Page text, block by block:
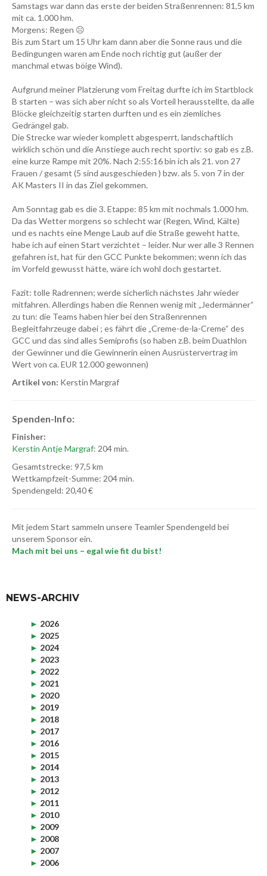
Samstags war dann das erste der beiden Straßenrennen: 81,5 km
mit ca. 1.000 hm.
Morgens: Regen ☹
Bis zum Start um 15 Uhr kam dann aber die Sonne raus und die
Bedingungen waren am Ende noch richtig gut (außer der
manchmal etwas böige Wind).
Aufgrund meiner Platzierung vom Freitag durfte ich im Startblock
B starten – was sich aber nicht so als Vorteil herausstellte, da alle
Blöcke gleichzeitig starten durften und es ein ziemliches
Gedrängel gab.
Die Strecke war wieder komplett abgesperrt, landschaftlich
wirklich schön und die Anstiege auch recht sportiv: so gab es z.B.
eine kurze Rampe mit 20%. Nach 2:55:16 bin ich als 21. von 27
Frauen / gesamt (5 sind ausgeschieden ) bzw. als 5. von 7 in der
AK Masters II in das Ziel gekommen.
Am Sonntag gab es die 3. Etappe: 85 km mit nochmals 1.000 hm.
Da das Wetter morgens so schlecht war (Regen, Wind, Kälte)
und es nachts eine Menge Laub auf die Straße geweht hatte,
habe ich auf einen Start verzichtet – leider. Nur wer alle 3 Rennen
gefahren ist, hat für den GCC Punkte bekommen; wenn ich das
im Vorfeld gewusst hätte, wäre ich wohl doch gestartet.
Fazit: tolle Radrennen; werde sicherlich nächstes Jahr wieder
mitfahren. Allerdings haben die Rennen wenig mit „Jedermänner“
zu tun: die Teams haben hier bei den Straßenrennen
Begleitfahrzeuge dabei ; es fährt die „Creme-de-la-Creme“ des
GCC und das sind alles Semiprofis (so haben z.B. beim Duathlon
der Gewinner und die Gewinnerin einen Ausrüstervertrag im
Wert von ca. EUR 12.000 gewonnen)
Artikel von: Kerstin Margraf
Spenden-Info:
Finisher:
Kerstin Antje Margraf: 204 min.
Gesamtstrecke: 97,5 km
Wettkampfzeit-Summe: 204 min.
Spendengeld: 20,40 €
Mit jedem Start sammeln unsere Teamler Spendengeld bei
unserem Sponsor ein.
Mach mit bei uns – egal wie fit du bist!
NEWS-ARCHIV
► 2026
► 2025
► 2024
► 2023
► 2022
► 2021
► 2020
► 2019
► 2018
► 2017
► 2016
► 2015
► 2014
► 2013
► 2012
► 2011
► 2010
► 2009
► 2008
► 2007
► 2006